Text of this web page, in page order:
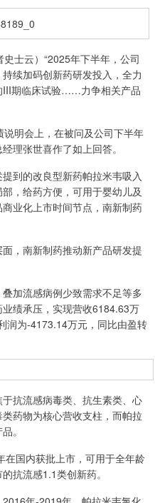
士云）“2025年下半年，公司
续加码创新药研发投入，全力
III期临床试验……力争相关产品
明会上，在被问及公司下半年
理张世喜作了如上回答。
到的改良型新药帕拉米韦吸入
，给药方便，可用于婴幼儿及
业化上市时间节点，南新制药
，南新制药推动新产品研发提
加流感病例少致需求不足等多
绩承压，实现营收6184.63万
润为-4173.14万元，同比由盈转
抗流感病毒类、抗生素类、心
药物为核心营收支柱，而帕拉
。
国内获批上市，可用于全年龄
抗流感1.1类创新药。